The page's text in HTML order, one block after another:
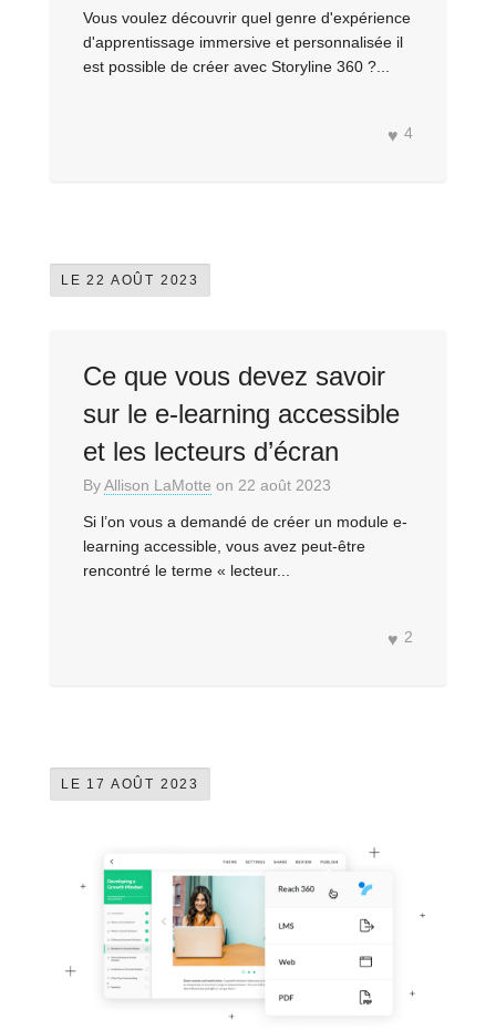
Vous voulez découvrir quel genre d'expérience
d'apprentissage immersive et personnalisée il
est possible de créer avec Storyline 360 ?...
4
LE 22 AOÛT 2023
Ce que vous devez savoir
sur le e-learning accessible
et les lecteurs d’écran
ByAllison LaMotte on 22 août 2023
Si l’on vous a demandé de créer un module e-
learning accessible, vous avez peut-être
rencontré le terme « lecteur...
2
LE 17 AOÛT 2023